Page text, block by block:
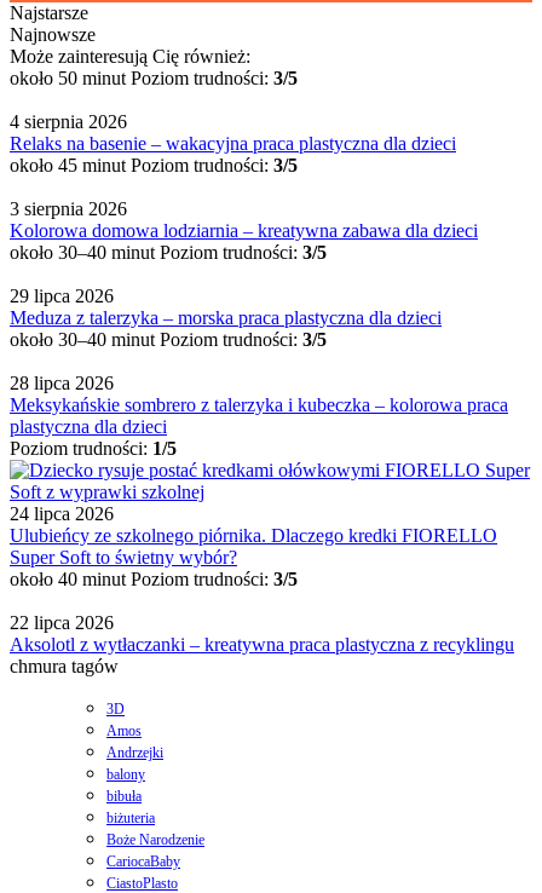
Najstarsze
Najnowsze
Może zainteresują Cię również:
około 50 minut Poziom trudności: 3/5
4 sierpnia 2026
Relaks na basenie – wakacyjna praca plastyczna dla dzieci
około 45 minut Poziom trudności: 3/5
3 sierpnia 2026
Kolorowa domowa lodziarnia – kreatywna zabawa dla dzieci
około 30–40 minut Poziom trudności: 3/5
29 lipca 2026
Meduza z talerzyka – morska praca plastyczna dla dzieci
około 30–40 minut Poziom trudności: 3/5
28 lipca 2026
Meksykańskie sombrero z talerzyka i kubeczka – kolorowa praca
plastyczna dla dzieci
Poziom trudności: 1/5
24 lipca 2026
Ulubieńcy ze szkolnego piórnika. Dlaczego kredki FIORELLO
Super Soft to świetny wybór?
około 40 minut Poziom trudności: 3/5
22 lipca 2026
Aksolotl z wytłaczanki – kreatywna praca plastyczna z recyklingu
chmura tagów
3D
Amos
Andrzejki
balony
bibuła
biżuteria
Boże Narodzenie
CariocaBaby
CiastoPlasto